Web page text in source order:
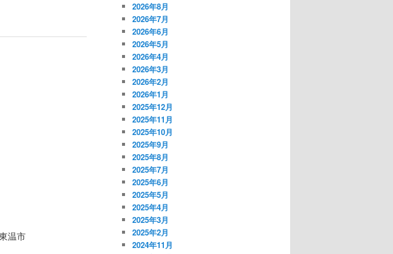
温市
2026年8月
2026年7月
2026年6月
2026年5月
2026年4月
2026年3月
2026年2月
2026年1月
2025年12月
2025年11月
2025年10月
2025年9月
2025年8月
2025年7月
2025年6月
2025年5月
2025年4月
2025年3月
2025年2月
2024年11月